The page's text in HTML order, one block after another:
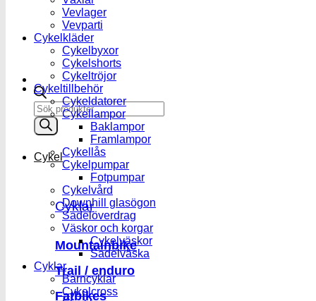
Products
search
Cykel
Cyklar
Mountainbike
Trail / enduro
Fatbikes
Vevlager
Vevparti
Cykelkläder
Cykelbyxor
Cykelshorts
Cykeltröjor
Cykeltillbehör
Cykeldatorer
Cykellampor
Baklampor
Framlampor
Cykellås
Cykelpumpar
Fotpumpar
Cykelvård
Downhill glasögon
Sadelöverdrag
Väskor och korgar
Cykelväskor
Sadelväska
Cyklar
Barncyklar
Cykelcross